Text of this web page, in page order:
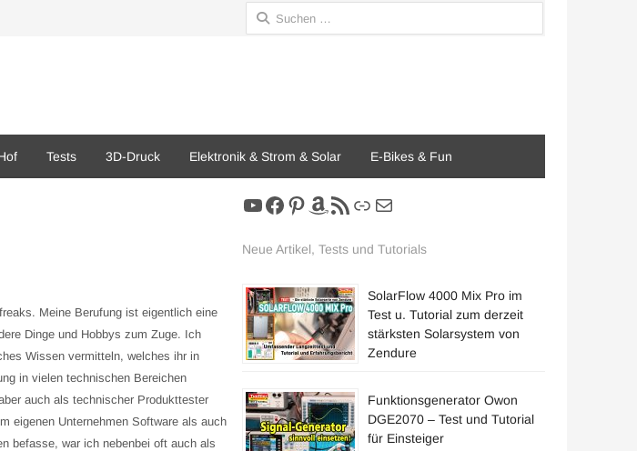
Suchen
nach:
Tests 3D-Druck Elektronik & Strom & Solar E-Bikes & Fun
Meine Berufung ist eigentlich eine
Dinge und Hobbys zum Zuge. Ich
Wissen vermitteln, welches ihr in
in vielen technischen Bereichen
auch als technischer Produkttester
eigenen Unternehmen Software als auch
befasse, war ich nebenbei oft auch als
YouTube
Facebook
Pinterest
Amazon
RSS-Feed
Link
E-Mail
Neue Artikel, Tests und Tutorials
SolarFlow 4000 Mix Pro im
Test u. Tutorial zum derzeit
stärksten Solarsystem von
Zendure
Funktionsgenerator Owon
DGE2070 – Test und Tutorial
für Einsteiger